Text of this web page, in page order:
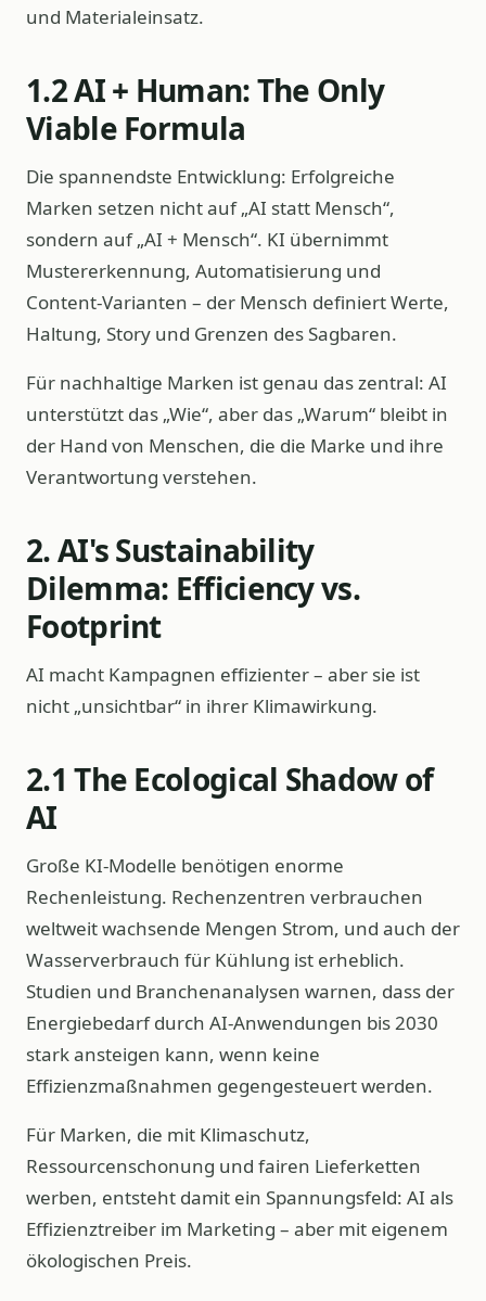
und Materialeinsatz.
1.2 AI + Human: The Only
Viable Formula
Die spannendste Entwicklung: Erfolgreiche
Marken setzen nicht auf „AI statt Mensch“,
sondern auf „AI + Mensch“. KI übernimmt
Mustererkennung, Automatisierung und
Content‑Varianten – der Mensch definiert Werte,
Haltung, Story und Grenzen des Sagbaren.
Für nachhaltige Marken ist genau das zentral: AI
unterstützt das „Wie“, aber das „Warum“ bleibt in
der Hand von Menschen, die die Marke und ihre
Verantwortung verstehen.
2. AI's Sustainability
Dilemma: Efficiency vs.
Footprint
AI macht Kampagnen effizienter – aber sie ist
nicht „unsichtbar“ in ihrer Klimawirkung.
2.1 The Ecological Shadow of
AI
Große KI‑Modelle benötigen enorme
Rechenleistung. Rechenzentren verbrauchen
weltweit wachsende Mengen Strom, und auch der
Wasserverbrauch für Kühlung ist erheblich.
Studien und Branchenanalysen warnen, dass der
Energiebedarf durch AI‑Anwendungen bis 2030
stark ansteigen kann, wenn keine
Effizienzmaßnahmen gegengesteuert werden.
Für Marken, die mit Klimaschutz,
Ressourcenschonung und fairen Lieferketten
werben, entsteht damit ein Spannungsfeld: AI als
Effizienztreiber im Marketing – aber mit eigenem
ökologischen Preis.